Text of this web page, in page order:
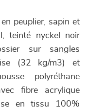
peuplier, sapin et
teinté nyckel noir
sur sangles
(32 kg/m3) et
polyréthane
fibre acrylique
en tissu 100%